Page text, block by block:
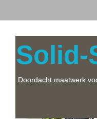
Solid-
Doordacht maatwerk